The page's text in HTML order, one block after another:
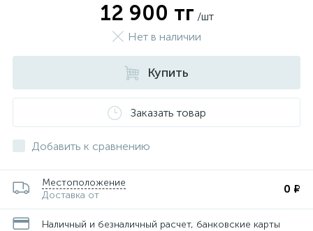
12 900 тг /шт
Нет в наличии
Купить
Заказать товар
Добавить к сравнению
Местоположение
Доставка от
0 ₽
Наличный и безналичный расчет, банковские карты